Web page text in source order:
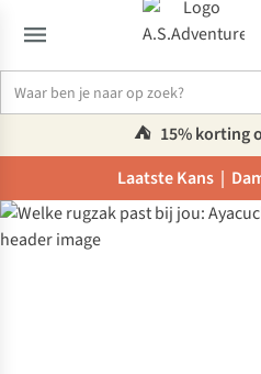
⛺️ 15% korting
Laatste Kans |